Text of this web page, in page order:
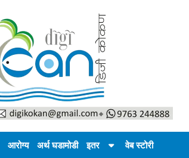
आरोग्य अर्थ घडामोडी इतर वेब स्टोरी